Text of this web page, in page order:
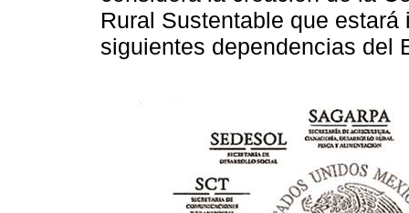
Rural Sustentable que
siguientes dependencias del